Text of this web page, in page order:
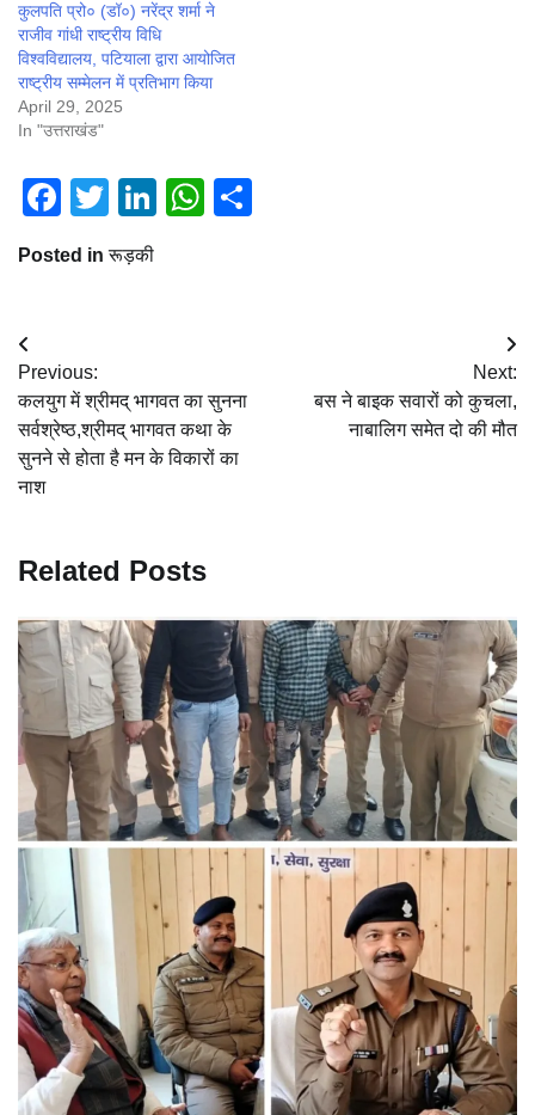
कुलपति प्रो० (डॉ०) नरेंद्र शर्मा ने
राजीव गांधी राष्ट्रीय विधि
विश्वविद्यालय, पटियाला द्वारा आयोजित
राष्ट्रीय सम्मेलन में प्रतिभाग किया
April 29, 2025
In "उत्तराखंड"
Facebook
Twitter
LinkedIn
WhatsApp
Posted inरूड़की
Post
navigation
Previous:
कलयुग में श्रीमद् भागवत का सुनना
सर्वश्रेष्ठ,श्रीमद् भागवत कथा के
सुनने से होता है मन के विकारों का
नाश
Next:
बस ने बाइक सवारों को कुचला,
नाबालिग समेत दो की मौत
Related Posts